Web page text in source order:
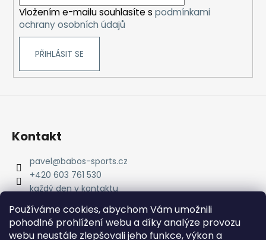
Používáme cookies, abychom Vám umožnili
pohodlné prohlížení webu a díky analýze provozu
webu neustále zlepšovali jeho funkce, výkon a
Vložením e-mailu souhlasíte s podmínkami
ochrany osobních údajů
PŘIHLÁSIT SE
Kontakt
pavel@babos-sports.cz
+420 603 761 530
každý den v kontaktu
pavel.babos.90/